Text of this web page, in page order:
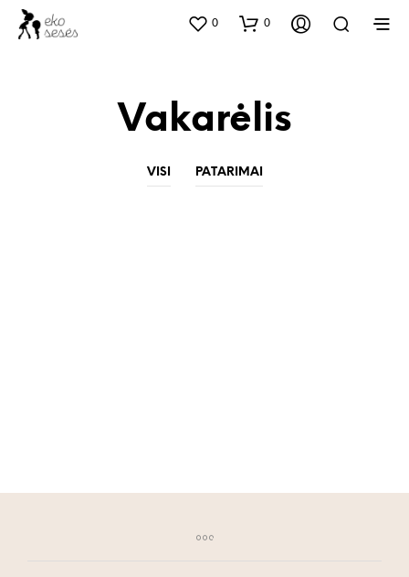
0 0
Vakarėlis
VISI PATARIMAI